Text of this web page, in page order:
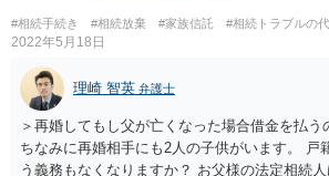
#相続手続き #相続放棄 #家族信託 #相続トラブルの
2022年5月18日
理崎 智英 弁護士
＞再婚してもし父が亡くなった場合借金を払う
ちなみに再婚相手にも2人の子供がいます。 戸
う義務もなくなりますか？ お父様の法定相続